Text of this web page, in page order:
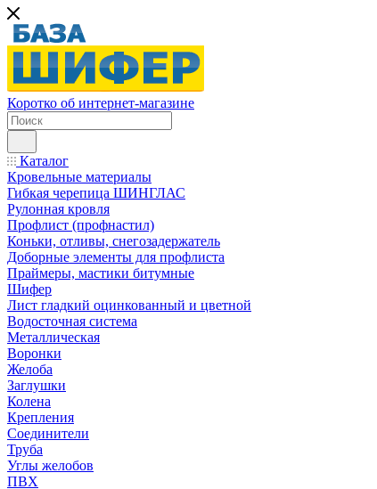
Коротко об интернет-магазине
Каталог
Кровельные материалы
Гибкая черепица ШИНГЛАС
Рулонная кровля
Профлист (профнастил)
Коньки, отливы, снегозадержатель
Доборные элементы для профлиста
Праймеры, мастики битумные
Шифер
Лист гладкий оцинкованный и цветной
Водосточная система
Металлическая
Воронки
Желоба
Заглушки
Колена
Крепления
Соединители
Труба
Углы желобов
ПВХ